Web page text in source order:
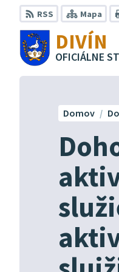
Preskočiť
na
obsah
RSS Mapa
DIVÍN
OFICIÁLNE
Domov